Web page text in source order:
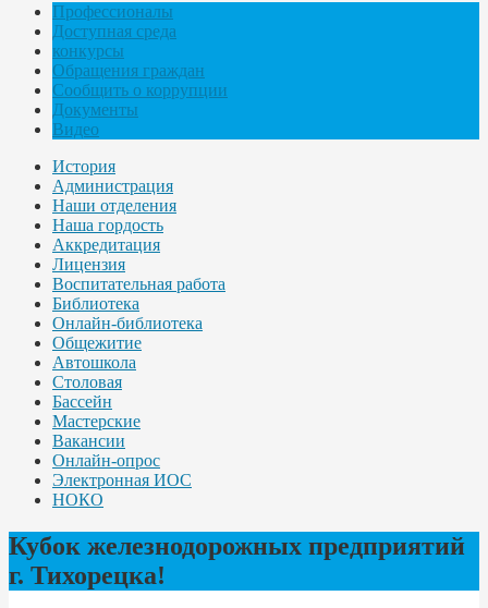
Профессионалы
Доступная среда
конкурсы
Обращения граждан
Сообщить о коррупции
Документы
Видео
История
Администрация
Наши отделения
Наша гордость
Аккредитация
Лицензия
Воспитательная работа
Библиотека
Онлайн-библиотека
Общежитие
Автошкола
Столовая
Бассейн
Мастерские
Вакансии
Онлайн-опрос
Электронная ИОС
НОКО
Кубок железнодорожных предприятий
г. Тихорецка!